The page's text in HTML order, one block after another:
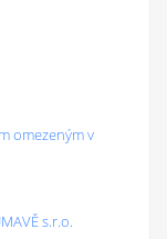
omezeným v
s.r.o.